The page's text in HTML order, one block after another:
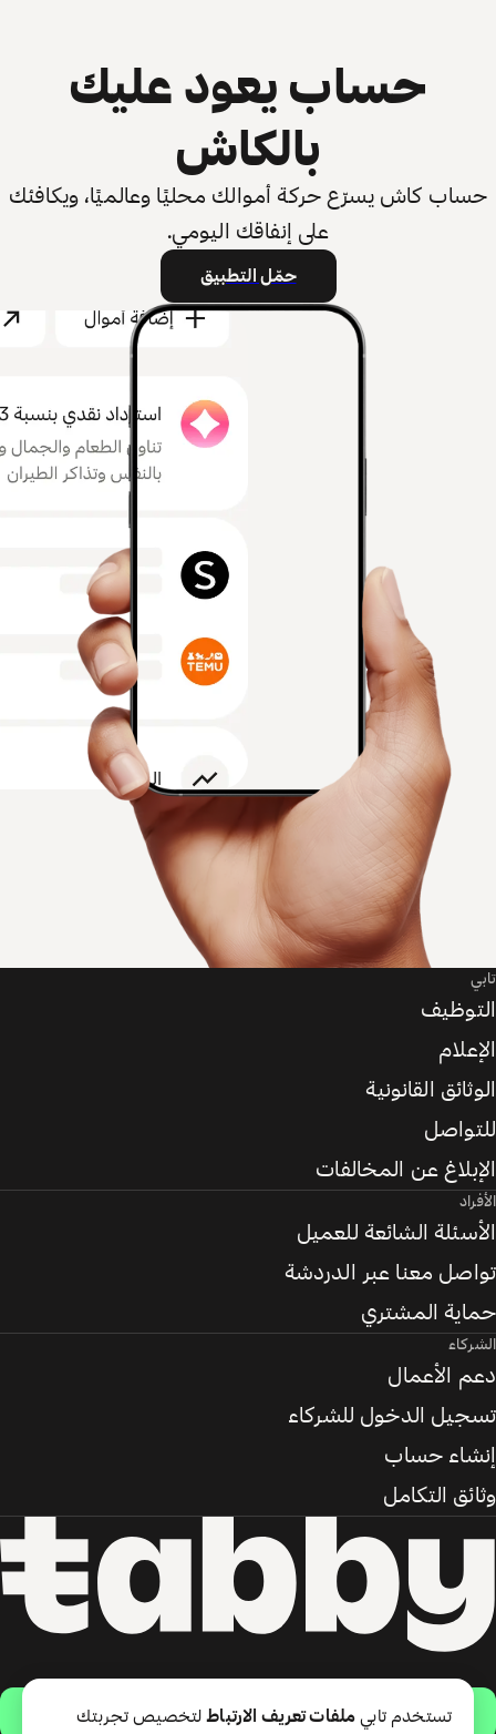
حساب يعود عليك
بالكاش
حساب كاش يسرّع حركة أموالك محليًا وعالميًا، ويكافئك
على إنفاقك اليومي.
حمّل التطبيق
حمّل التطبيق
تابي
التوظيف
الإعلام
الوثائق القانونية
للتواصل
الإبلاغ عن المخالفات
الأفراد
الأسئلة الشائعة للعميل
تواصل معنا عبر الدردشة
حماية المشتري
الشركاء
دعم الأعمال
تسجيل الدخول للشركاء
إنشاء حساب
وثائق التكامل
تستخدم تابي ملفات تعريف الارتباطلتخصيص تجربتك